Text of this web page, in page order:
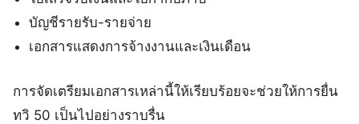
บัญชีรายรับ-รายจ่าย
เอกสารแสดงการจ้างงานและเงินเดือน
การจัดเตรียมเอกสารเหล่านี้ให้เรียบร้อยจะช่วยให้การยื่น
ทวิ 50 เป็นไปอย่างราบรื่น